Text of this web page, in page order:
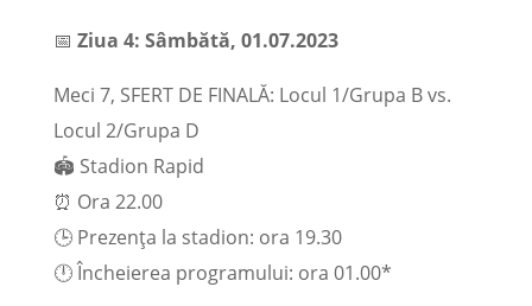
📅 Ziua 4: Sâmbătă, 01.07.2023
Meci 7, SFERT DE FINALĂ: Locul 1/Grupa B vs.
Locul 2/Grupa D
🏟️ Stadion Rapid
⏰ Ora 22.00
🕒 Prezența la stadion: ora 19.30
🕛 Încheierea programului: ora 01.00*